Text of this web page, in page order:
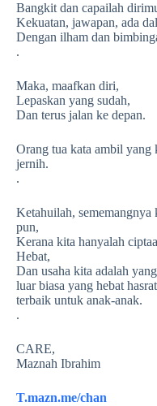
Bangkit dan capailah
Kekuatan, jawapan, ada
Dengan ilham dan
.
Maka, maafkan diri,
Lepaskan yang sudah,
Dan terus jalan ke depan.
Orang tua kata ambil yang
jernih.
.
Ketahuilah, sememangnya
pun,
Kerana kita hanyalah
Hebat,
Dan usaha kita adalah
luar biasa yang hebat
terbaik untuk anak-anak.
.
CARE,
Maznah Ibrahim
T.mazn.me/chan